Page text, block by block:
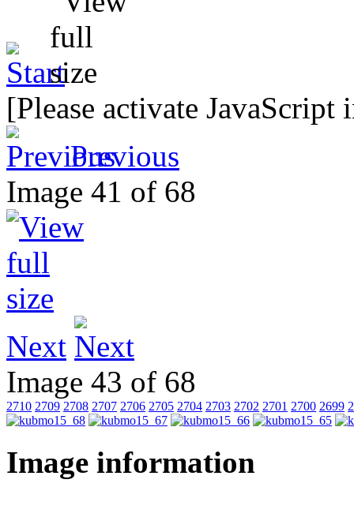
[Please activate
Previous
Image 41 of 68
Next
Image 43 of 68
2710 2709 2708 2707 2706 2705 2704 2703 2702 2701 2700 2699
Image information